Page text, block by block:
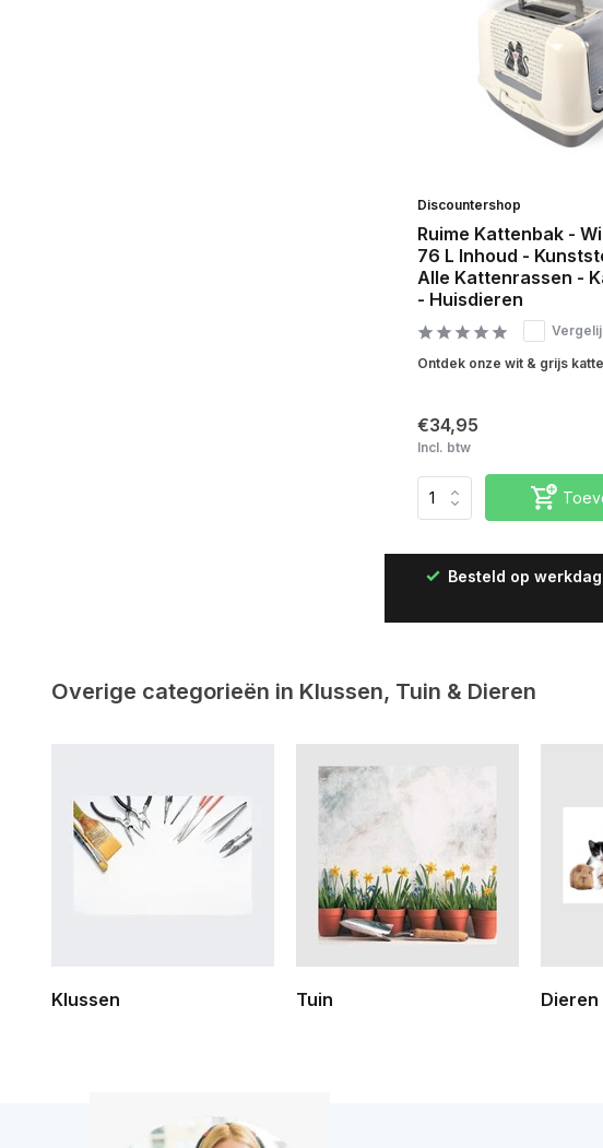
Discountershop
Ruime Kattenbak -
76 L Inhoud -
Alle Kattenrassen -
- Huisdieren
Ontdek onze wit & grijs
€34,95
Incl. btw
Besteld op
Overige categorieën in Klussen, Tuin & Dieren
Klussen Tuin Dieren